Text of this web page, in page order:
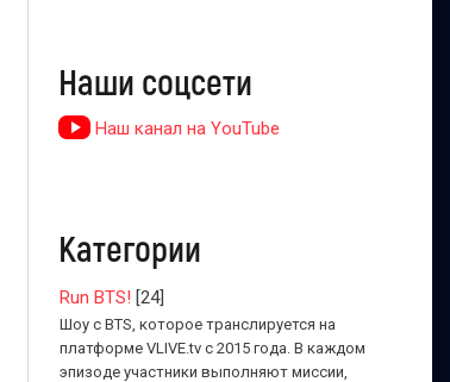
Наши соцсети
Наш канал на YouTube
Категории
Run BTS! [24]
Шоу с BTS, которое транслируется на
платформе VLIVE.tv с 2015 года. В каждом
эпизоде участники выполняют миссии,